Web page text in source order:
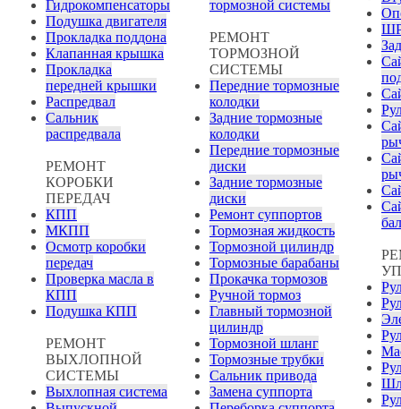
Гидрокомпенсаторы
Подушка двигателя
Прокладка поддона
Клапанная крышка
Прокладка
передней крышки
Распредвал
Сальник
распредвала
РЕМОНТ
КОРОБКИ
ПЕРЕДАЧ
КПП
МКПП
Осмотр коробки
передач
Проверка масла в
КПП
Подушка КПП
РЕМОНТ
ВЫХЛОПНОЙ
СИСТЕМЫ
Выхлопная система
тормозной системы
РЕМОНТ
ТОРМОЗНОЙ
СИСТЕМЫ
Передние тормозные
колодки
Задние тормозные
колодки
Передние тормозные
диски
Задние тормозные
диски
Ремонт суппортов
Тормозная жидкость
Тормозной цилиндр
Тормозные барабаны
Прокачка тормозов
Ручной тормоз
Главный тормозной
цилиндр
Тормозной шланг
Тормозные трубки
Сальник привода
Замена суппорта